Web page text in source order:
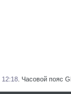
12:18 . Часовой пояс